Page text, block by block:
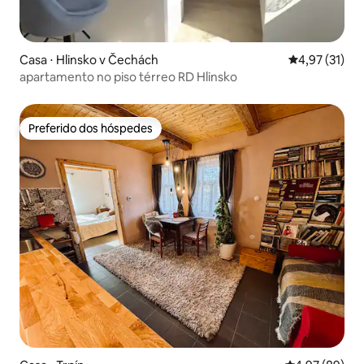
Casa ⋅ Hlinsko v Čechách 4,97 de uma
4,97 (31)
apartamento no piso térreo RD Hlinsko
Preferido dos hóspedes
Preferido dos hóspedes